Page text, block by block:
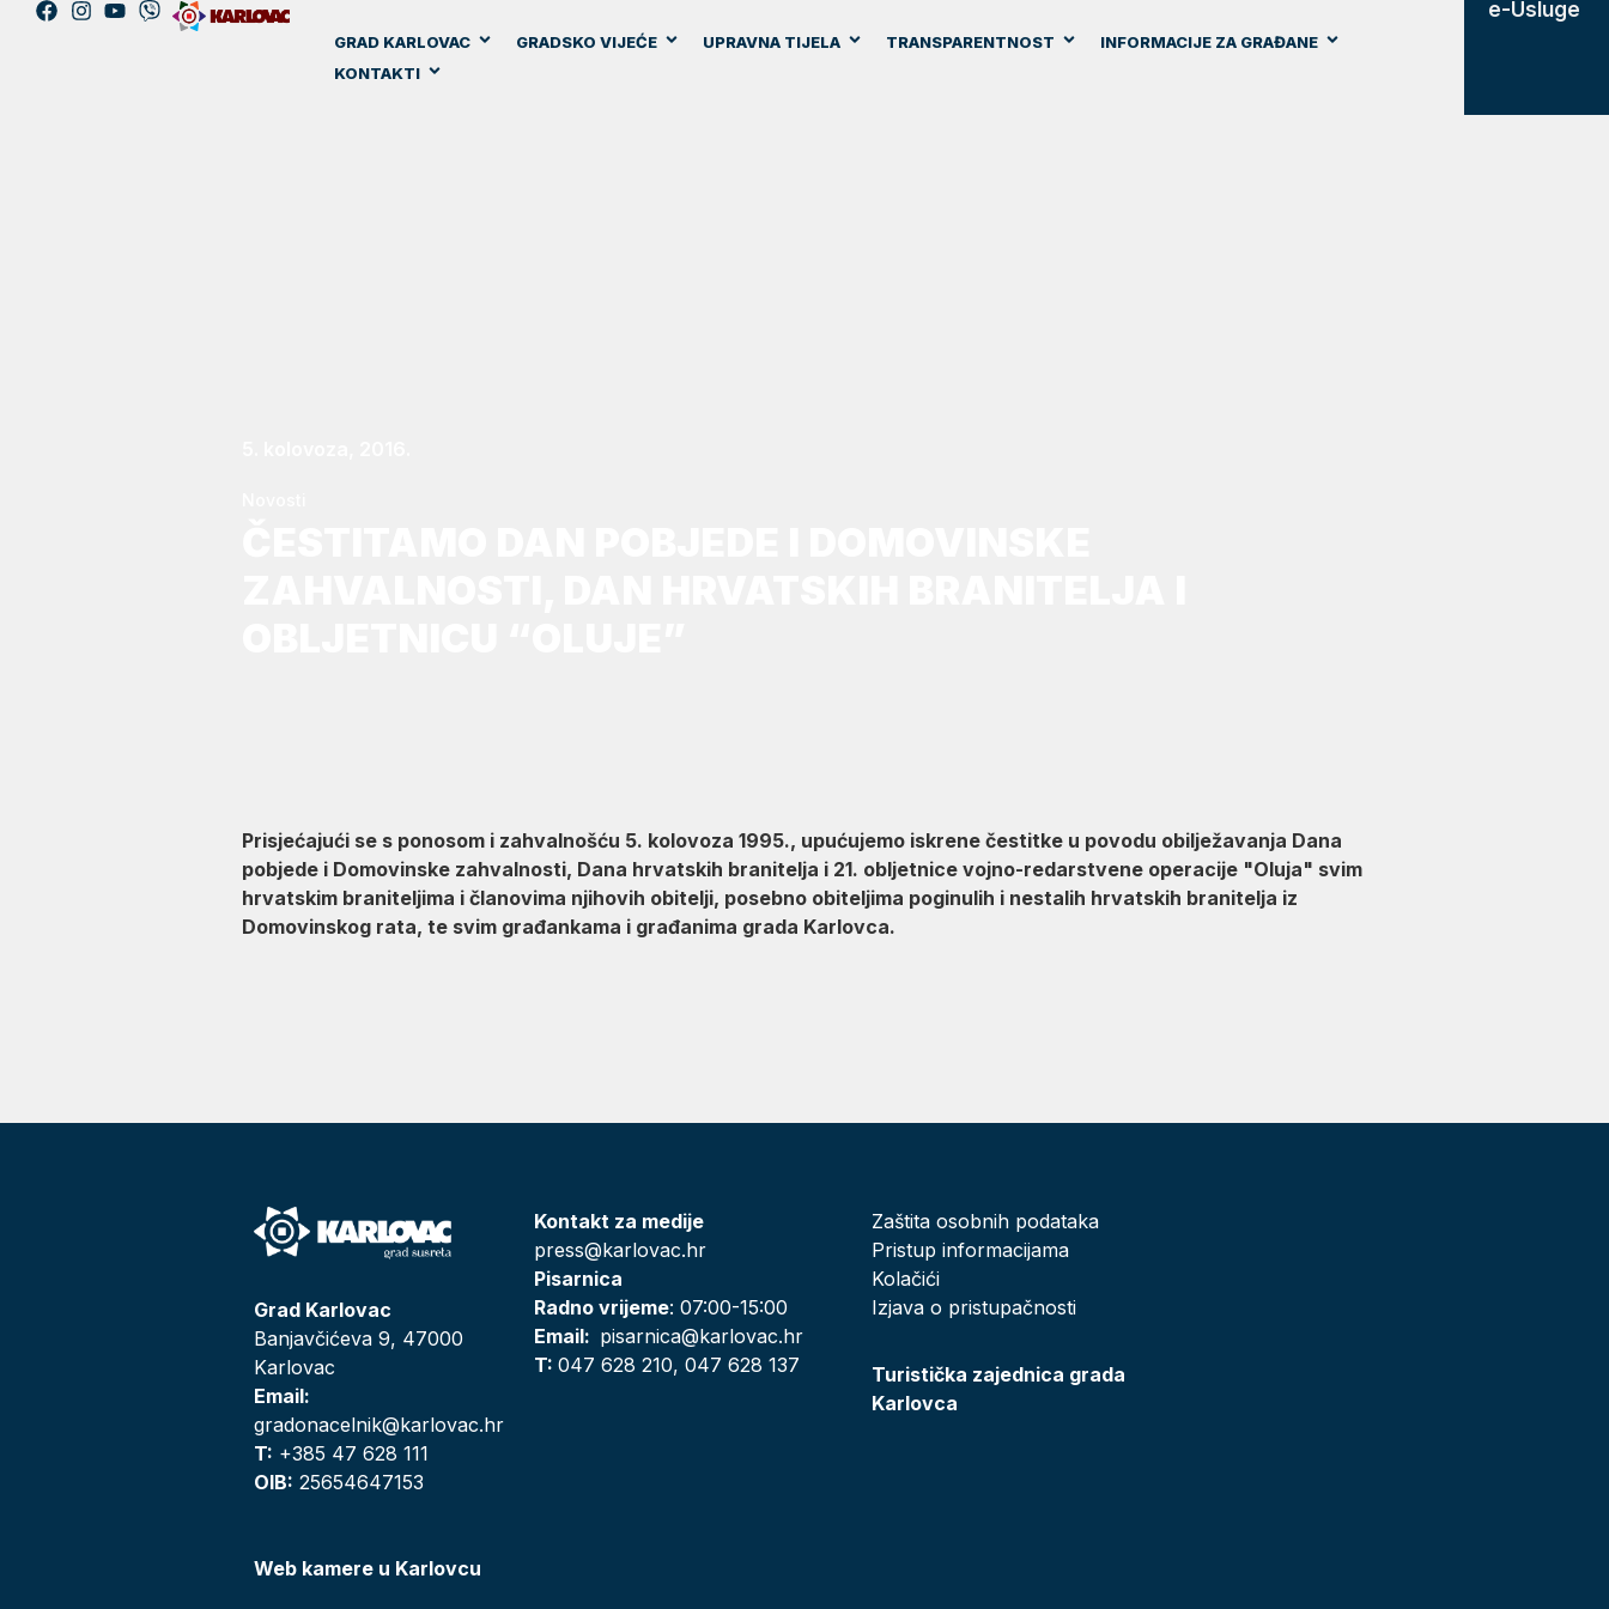
GRAD KARLOVAC GRADSKO VIJEĆE UPRAVNA TIJELA TRANSPARENTNOST
INFORMACIJE ZA GRAĐANE
KONTAKTI
e-Usluge
Prisjećajući se s ponosom i zahvalnošću 5. kolovoza 1995., upućujemo iskrene čestitke u povodu obilježavanja Dana
pobjede i Domovinske zahvalnosti, Dana hrvatskih branitelja i 21. obljetnice vojno-redarstvene operacije "Oluja" svim
hrvatskim braniteljima i članovima njihovih obitelji, posebno obiteljima poginulih i nestalih hrvatskih branitelja iz
Domovinskog rata, te svim građankama i građanima grada Karlovca.
Grad Karlovac
Banjavčićeva 9, 47000
Karlovac
Email:
gradonacelnik@karlovac.hr
T: +385 47 628 111
OIB: 25654647153
Web kamere u Karlovcu
Kontakt za medije
press@karlovac.hr
Pisarnica
Radno vrijeme: 07:00-15:00
Email: pisarnica@karlovac.hr
T:047 628 210, 047 628 137
Zaštita osobnih podataka
Pristup informacijama
Kolačići
Izjava o pristupačnosti
Turistička zajednica grada
Karlovca